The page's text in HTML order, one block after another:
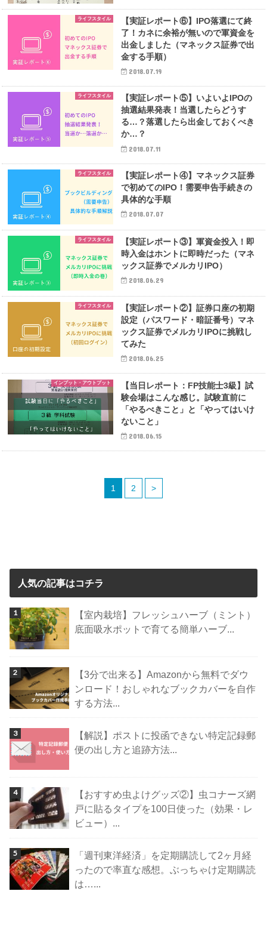
ライフスタイル
【実証レポート⑥】IPO落選にて終
了！カネに余裕が無いので軍資金を
出金しました（マネックス証券で出
金する手順）
2018.07.19
ライフスタイル
【実証レポート⑤】いよいよIPOの
抽選結果発表！当選したらどうす
る…？落選したら出金しておくべき
か…？
2018.07.11
ライフスタイル
【実証レポート④】マネックス証券
で初めてのIPO！需要申告手続きの
具体的な手順
2018.07.07
ライフスタイル
【実証レポート③】軍資金投入！即
時入金はホントに即時だった（マネ
ックス証券でメルカリIPO）
2018.06.29
ライフスタイル
【実証レポート②】証券口座の初期
設定（パスワード・暗証番号）マネ
ックス証券でメルカリIPOに挑戦し
てみた
2018.06.25
インプット・アウトプット
【当日レポート：FP技能士3級】試
験会場はこんな感じ。試験直前に
「やるべきこと」と「やってはいけ
ないこと」
2018.06.15
1 2 >
人気の記事はコチラ
【室内栽培】フレッシュハーブ（ミント）
底面吸水ポットで育てる簡単ハーブ...
【3分で出来る】Amazonから無料でダウ
ンロード！おしゃれなブックカバーを自作
する方法...
【解説】ポストに投函できない特定記録郵
便の出し方と追跡方法...
【おすすめ虫よけグッズ②】虫コナーズ網
戸に貼るタイプを100日使った（効果・レ
ビュー）...
「週刊東洋経済」を定期購読して2ヶ月経
ったので率直な感想。ぶっちゃけ定期購読
は…...